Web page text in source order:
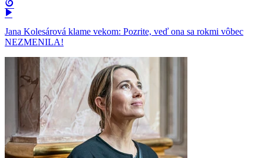
Jana Kolesárová klame vekom: Pozrite, veď ona sa rokmi vôbec
NEZMENILA!